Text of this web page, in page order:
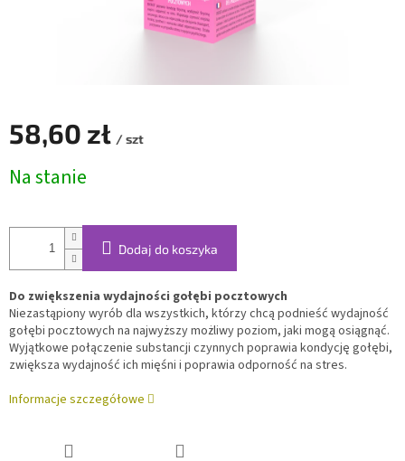
58,60 zł / szt
jednostkowa:
Na stanie
Dodaj do koszyka
Do zwiększenia wydajności gołębi pocztowych
Niezastąpiony wyrób dla wszystkich, którzy chcą podnieść wydajność
gołębi pocztowych na najwyższy możliwy poziom, jaki mogą osiągnąć.
Wyjątkowe połączenie substancji czynnych poprawia kondycję gołębi,
zwiększa wydajność ich mięśni i poprawia odporność na stres.
Informacje szczegółowe